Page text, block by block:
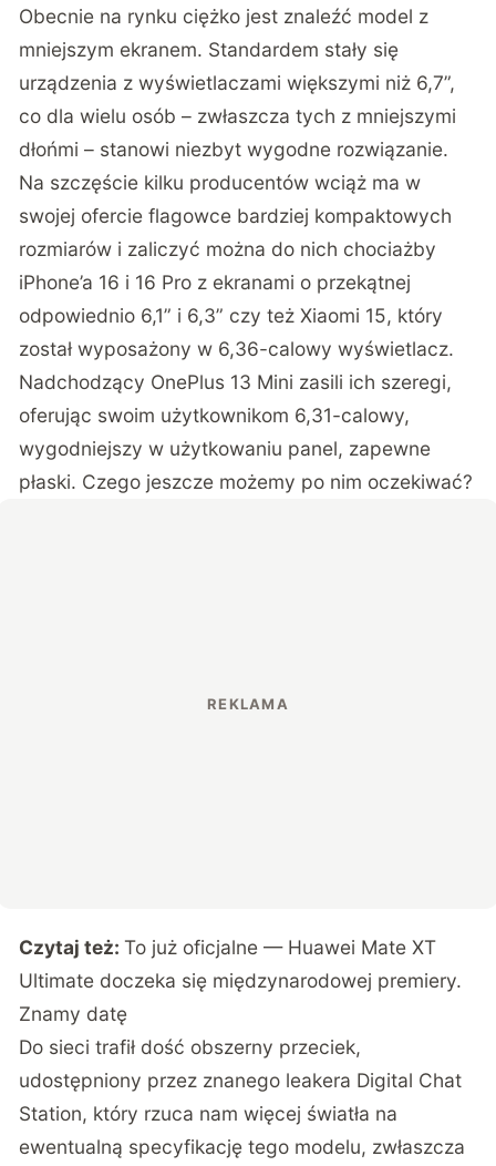
Obecnie na rynku ciężko jest znaleźć model z
mniejszym ekranem. Standardem stały się
urządzenia z wyświetlaczami większymi niż 6,7”,
co dla wielu osób – zwłaszcza tych z mniejszymi
dłońmi – stanowi niezbyt wygodne rozwiązanie.
Na szczęście kilku producentów wciąż ma w
swojej ofercie flagowce bardziej kompaktowych
rozmiarów i zaliczyć można do nich chociażby
iPhone’a 16 i 16 Pro z ekranami o przekątnej
odpowiednio 6,1” i 6,3” czy też Xiaomi 15, który
został wyposażony w 6,36-calowy wyświetlacz.
Nadchodzący OnePlus 13 Mini zasili ich szeregi,
oferując swoim użytkownikom 6,31-calowy,
wygodniejszy w użytkowaniu panel, zapewne
płaski. Czego jeszcze możemy po nim oczekiwać?
Czytaj też:To już oficjalne — Huawei Mate XT
Ultimate doczeka się międzynarodowej premiery.
Znamy datę
Do sieci trafił dość obszerny przeciek,
udostępniony przez znanego leakera Digital Chat
Station, który rzuca nam więcej światła na
ewentualną specyfikację tego modelu, zwłaszcza